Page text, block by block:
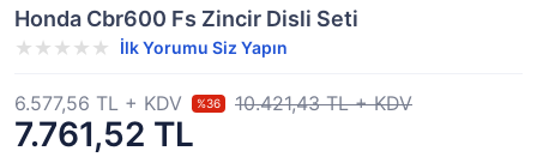
Honda Cbr600 Fs Zincir Disli Seti
İlk Yorumu Siz Yapın
7.761,52 TL
6.577,56 TL + KDV %36 10.421,43 TL + KDV